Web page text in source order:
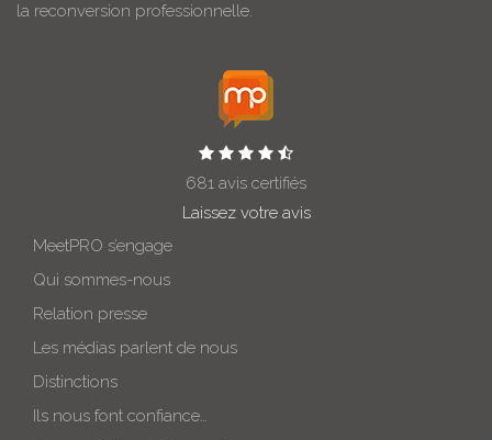
la reconversion professionnelle.
681 avis certifiés
Laissez votre avis
MeetPRO s’engage
Qui sommes-nous
Relation presse
Les médias parlent de nous
Distinctions
Ils nous font confiance…